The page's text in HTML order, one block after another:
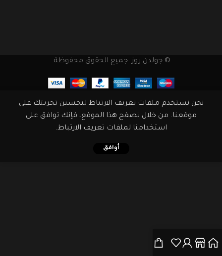
© جولدن روز. جميع الحقوق محفوظة.
نحن نستخدم ملفات تعريف الارتباط لتحسين تجربتك على
موقعنا. من خلال تصفح هذا الموقع، فإنك توافق على
استخدامنا لملفات تعريف الارتباط.
أوافق